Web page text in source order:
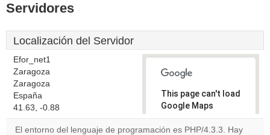
Servidores
Localización del Servidor
Efor_net1
Zaragoza
Zaragoza
España
41.63, -0.88
This page can't load
Google Maps
correctly.
El entorno del lenguaje de programación es PHP/4.3.3. Hay